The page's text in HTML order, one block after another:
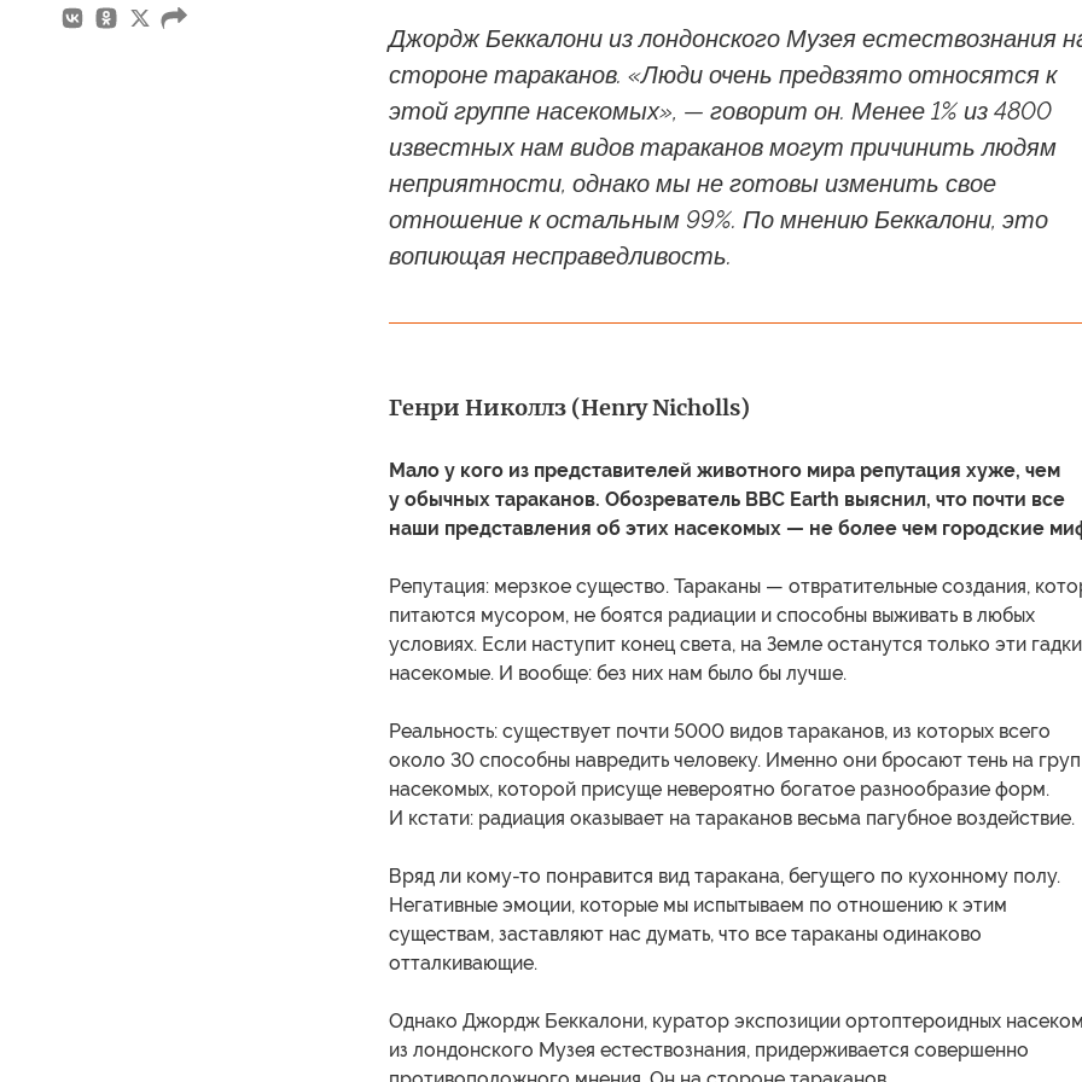
Джордж Беккалони из лондонского Музея естествознания
стороне тараканов. «Люди очень предвзято относятся к
этой группе насекомых», — говорит он. Менее 1% из 4800
известных нам видов тараканов могут причинить людям
неприятности, однако мы не готовы изменить свое
отношение к остальным 99%. По мнению Беккалони, это
вопиющая несправедливость.
Генри Николлз (Henry Nicholls)
Мало у кого из представителей животного мира репутация хуже, чем
у обычных тараканов. Обозреватель BBC Earth выяснил, что почти все
наши представления об этих насекомых — не более чем городские
Репутация: мерзкое существо. Тараканы — отвратительные создания,
питаются мусором, не боятся радиации и способны выживать в любых
условиях. Если наступит конец света, на Земле останутся только эти
насекомые. И вообще: без них нам было бы лучше.
Реальность: существует почти 5000 видов тараканов, из которых всего
около 30 способны навредить человеку. Именно они бросают тень на
насекомых, которой присуще невероятно богатое разнообразие форм.
И кстати: радиация оказывает на тараканов весьма пагубное воздействие.
Вряд ли кому-то понравится вид таракана, бегущего по кухонному полу.
Негативные эмоции, которые мы испытываем по отношению к этим
существам, заставляют нас думать, что все тараканы одинаково
отталкивающие.
Однако Джордж Беккалони, куратор экспозиции ортоптероидных
из лондонского Музея естествознания, придерживается совершенно